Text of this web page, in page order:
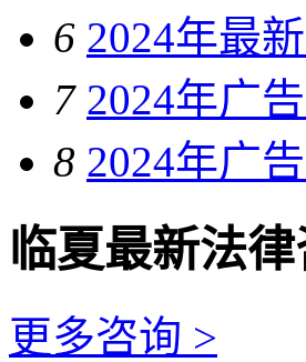
6 2024年最
7 2024年广
8 2024年广
临夏最新法
更多咨询 >